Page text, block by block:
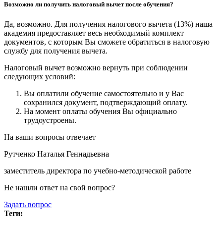
Возможно ли получить налоговый вычет после обучения?
Да, возможно. Для получения налогового вычета (13%) наша
академия предоставляет весь необходимый комплект
документов, с которым Вы сможете обратиться в налоговую
службу для получения вычета.
Налоговый вычет возможно вернуть при соблюдении
следующих условий:
Вы оплатили обучение самостоятельно и у Вас
сохранился документ, подтверждающий оплату.
На момент оплаты обучения Вы официально
трудоустроены.
На ваши вопросы отвечает
Рутченко Наталья Геннадьевна
заместитель директора по учебно-методической работе
Не нашли ответ на свой вопрос?
Задать вопрос
Теги: